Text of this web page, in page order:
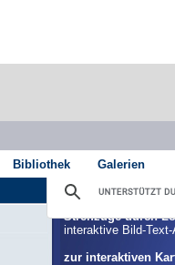
Bibliothek Galerien
Streifzüge durch
interaktive Bild-
zur interaktiven